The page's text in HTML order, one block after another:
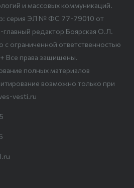
и массовых коммуникаций.
серия ЭЛ № ФС 77-79010 от
редактор Боярская О.Л.
ограниченной ответственностью
Все права защищены.
полных материалов
возможно только при
vesti.ru